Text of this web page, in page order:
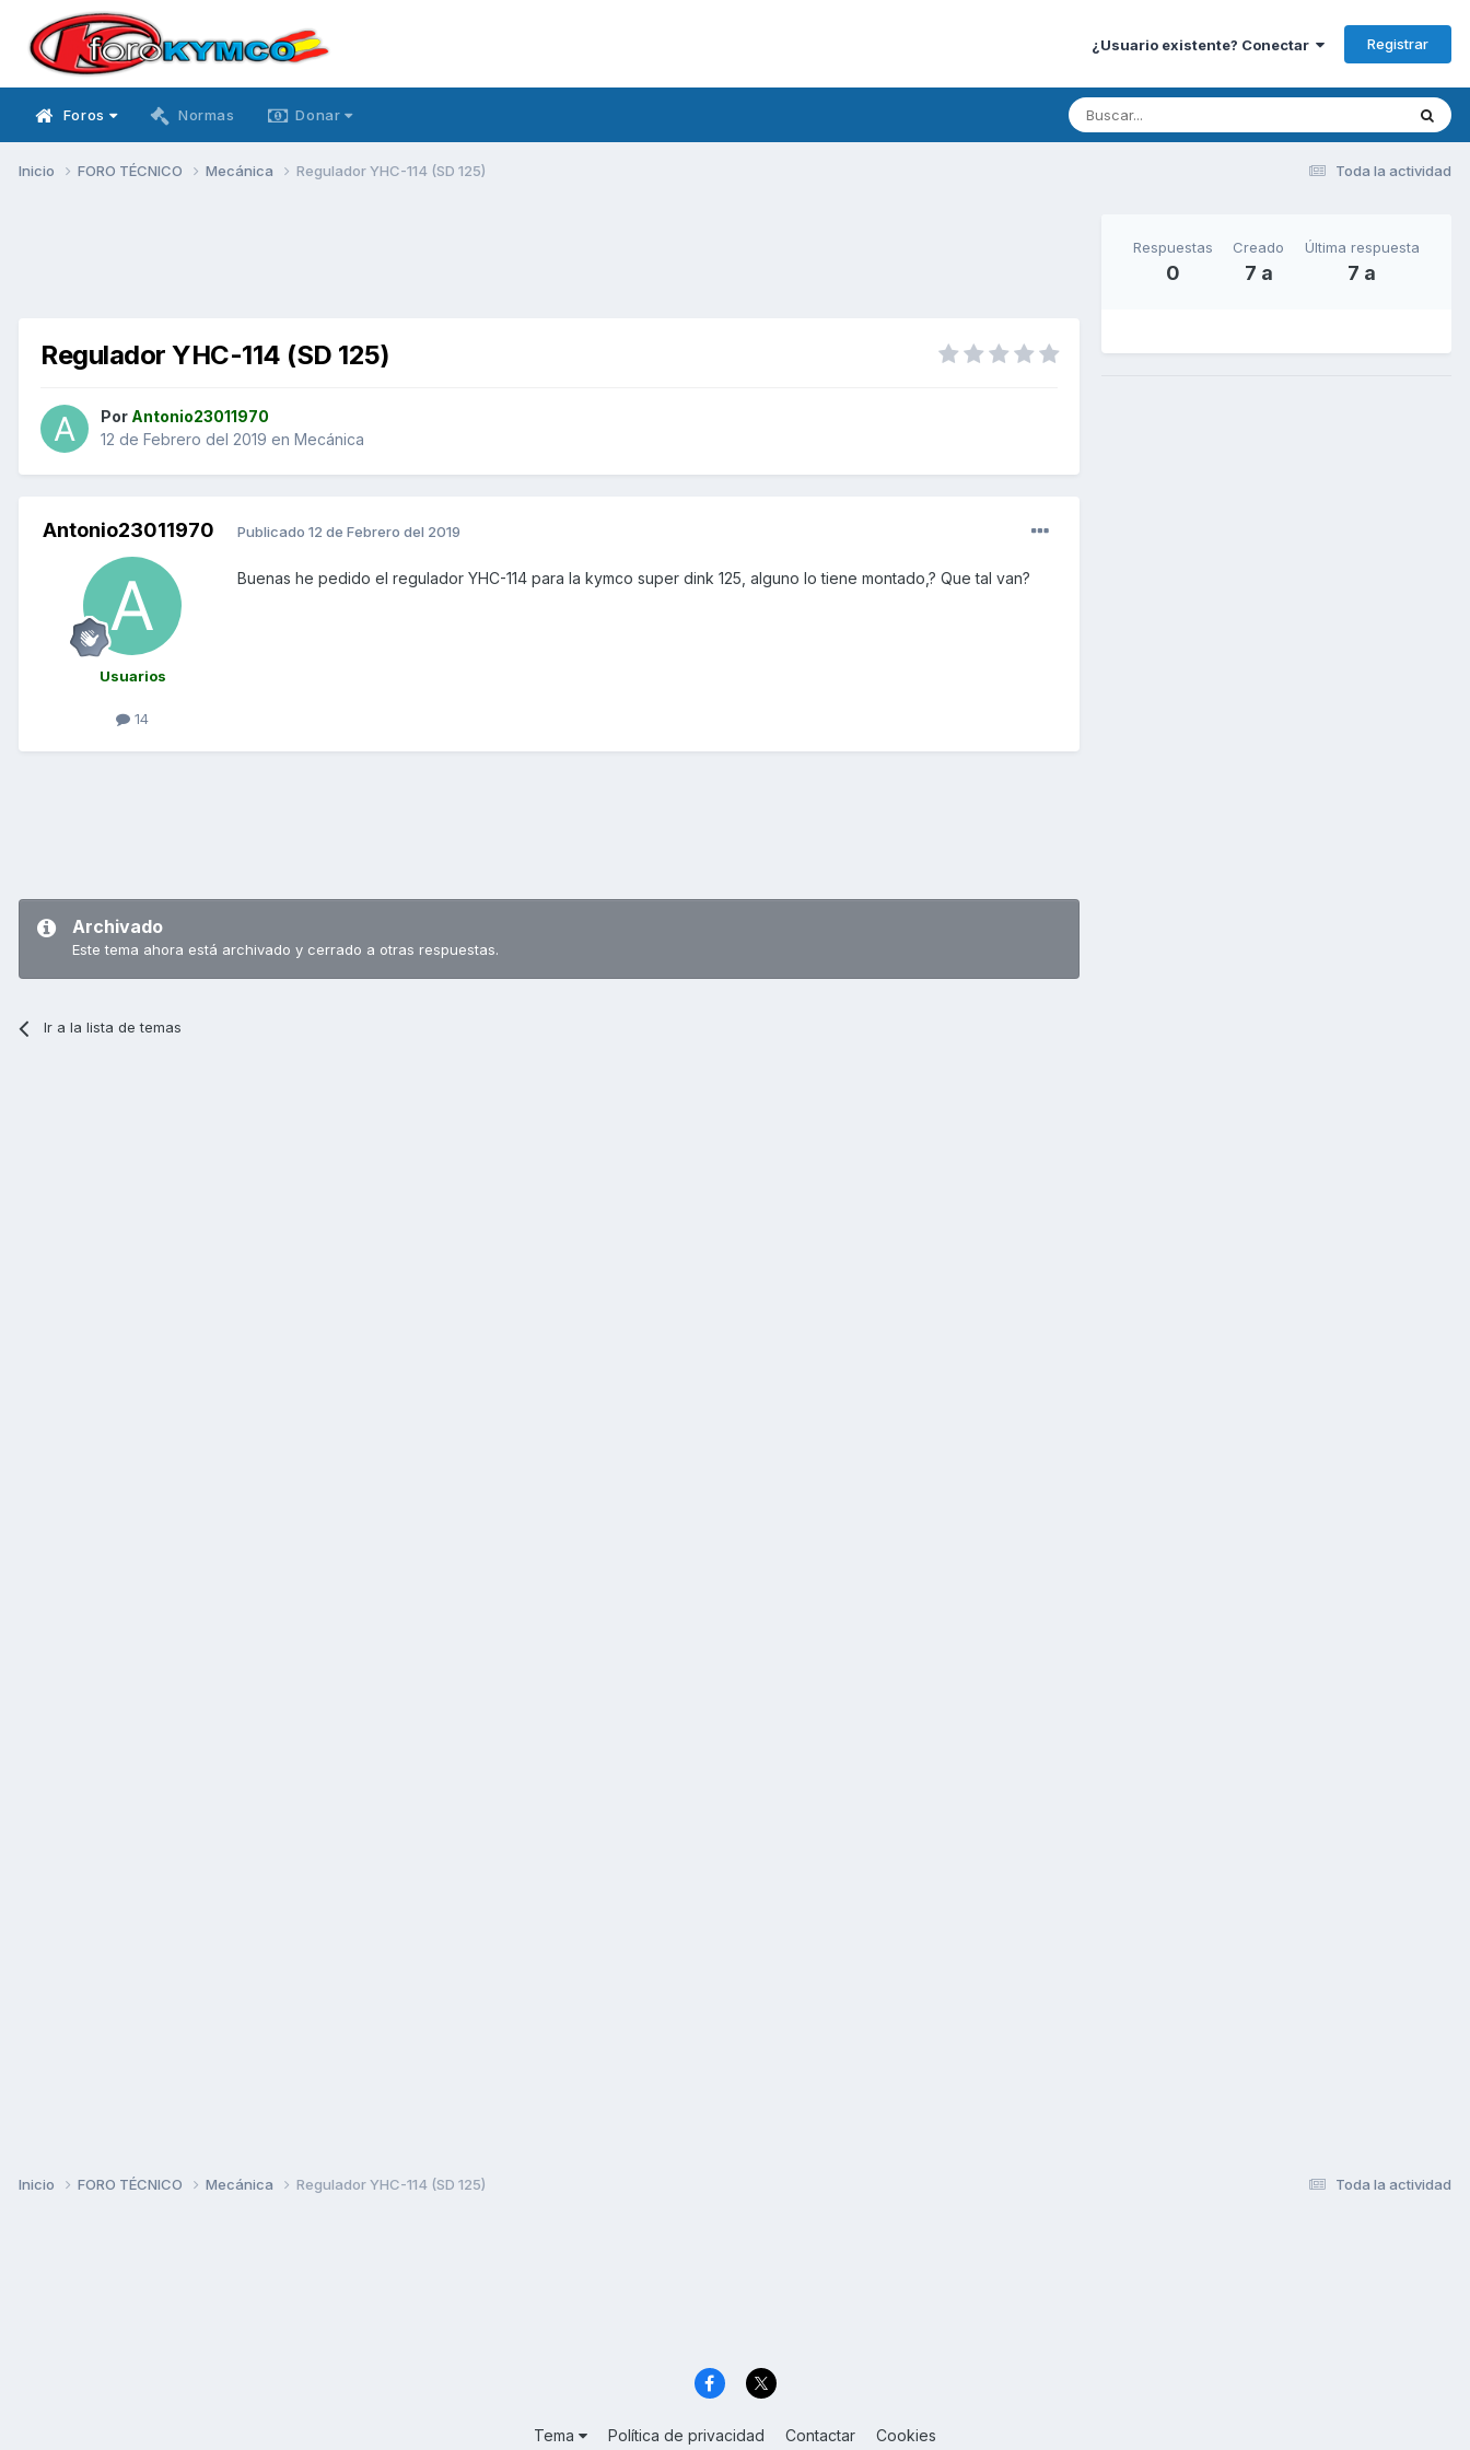
¿Usuario existente? Conectar Registrar
Foros Normas Donar
Toda la actividad
Inicio FORO TÉCNICO Mecánica Regulador YHC-114 (SD 125)
Regulador YHC-114 (SD 125)
Por Antonio23011970
12 de Febrero del 2019 en Mecánica
Antonio23011970
Usuarios
14
Publicado 12 de Febrero del 2019
Buenas he pedido el regulador YHC-114 para la kymco super dink 125, alguno lo tiene montado,? Que tal van?
Archivado
Este tema ahora está archivado y cerrado a otras respuestas.
Ir a la lista de temas
Respuestas
0
Creado
7 a
Última respuesta
7 a
Toda la actividad
Inicio FORO TÉCNICO Mecánica Regulador YHC-114 (SD 125)
Tema Política de privacidad Contactar Cookies